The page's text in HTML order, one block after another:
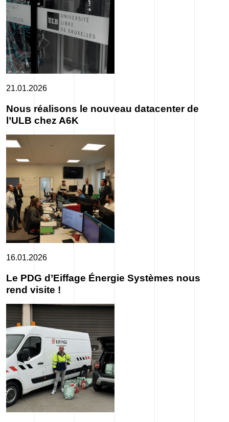
21.01.2026
Nous réalisons le nouveau datacenter de
l’ULB chez A6K
16.01.2026
Le PDG d’Eiffage Énergie Systèmes nous
rend visite !